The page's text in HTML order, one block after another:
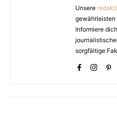
Unsere
gewährleisten
Informiere
sorgfältige